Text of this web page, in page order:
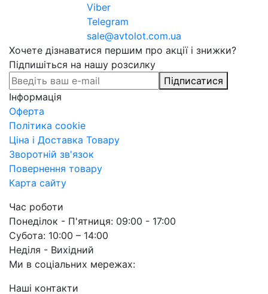
Viber
Telegram
sale@avtolot.com.ua
Хочете дізнаватися першим про акції і знижки?
Підпишіться на нашу розсилку
Підписатися
Інформація
Оферта
Політика cookie
Ціна і Доставка Товару
Зворотній зв'язок
Повернення товару
Карта сайту
Час роботи
Понеділок - П'ятниця: 09:00 - 17:00
Субота: 10:00 – 14:00
Неділя - Вихідний
Ми в соціальних мережах:
Наші контакти